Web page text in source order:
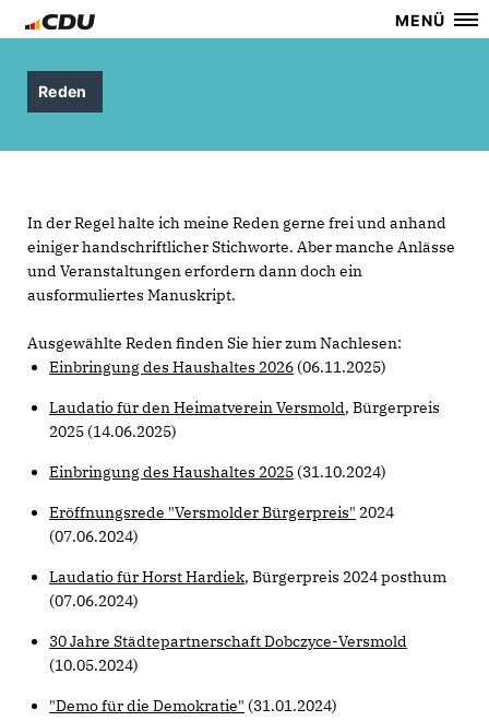
MENÜ
Reden
In der Regel halte ich meine Reden gerne frei und anhand
einiger handschriftlicher Stichworte. Aber manche Anlässe
und Veranstaltungen erfordern dann doch ein
ausformuliertes Manuskript.
Ausgewählte Reden finden Sie hier zum Nachlesen:
Einbringung des Haushaltes 2026 (06.11.2025)
Laudatio für den Heimatverein Versmold, Bürgerpreis
2025 (14.06.2025)
Einbringung des Haushaltes 2025 (31.10.2024)
Eröffnungsrede "Versmolder Bürgerpreis" 2024
(07.06.2024)
Laudatio für Horst Hardiek, Bürgerpreis 2024 posthum
(07.06.2024)
30 Jahre Städtepartnerschaft Dobczyce-Versmold
(10.05.2024)
"Demo für die Demokratie" (31.01.2024)